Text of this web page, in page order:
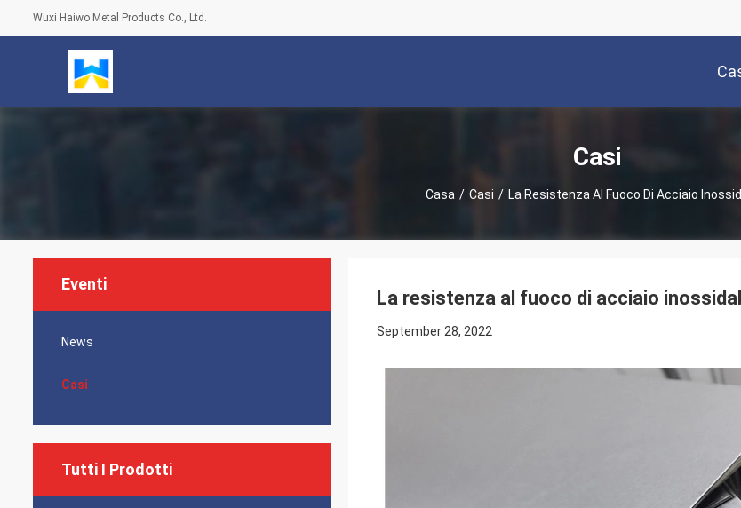
Wuxi Haiwo Metal Products Co., Ltd.
Casi
Casa / Casi / La Resistenza Al Fuoco Di Acciaio
Eventi
News
Casi
Tutti I Prodotti
La resistenza al fuoco di acciaio
September 28, 2022